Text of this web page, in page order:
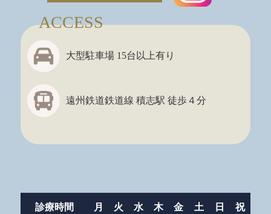
ACCESS
大型駐車場 15台以上有り
遠州鉄道鉄道線 積志駅 徒歩４分
診療時間 月 火 水 木 金 土 日 祝